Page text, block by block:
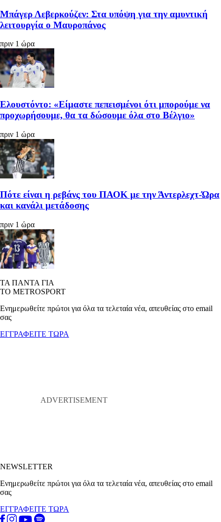
Μπάγερ Λεβερκούζεν: Στα υπόψη για την αμυντική
λειτουργία ο Μαυροπάνος
πριν 1 ώρα
Ελουστόντο: «Είμαστε πεπεισμένοι ότι μπορούμε να
προχωρήσουμε, θα τα δώσουμε όλα στο Βέλγιο»
πριν 1 ώρα
Πότε είναι η ρεβάνς του ΠΑΟΚ με την Άντερλεχτ-Ώρα
και κανάλι μετάδοσης
πριν 1 ώρα
ΤΑ ΠΑΝΤΑ ΓΙΑ
ΤΟ METROSPORT
Ενημερωθείτε πρώτοι για όλα τα τελεταία νέα, απευθείας στο email
σας
ΕΓΓΡΑΦΕΙΤΕ ΤΩΡΑ
NEWSLETTER
Ενημερωθείτε πρώτοι για όλα τα τελεταία νέα, απευθείας στο email
σας
ΕΓΓΡΑΦΕΙΤΕ ΤΩΡΑ